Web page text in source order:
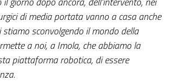
di media portata vanno a casa anche
sconvolgendo il mondo della
a noi, a Imola, che abbiamo la
piattaforma robotica, di essere